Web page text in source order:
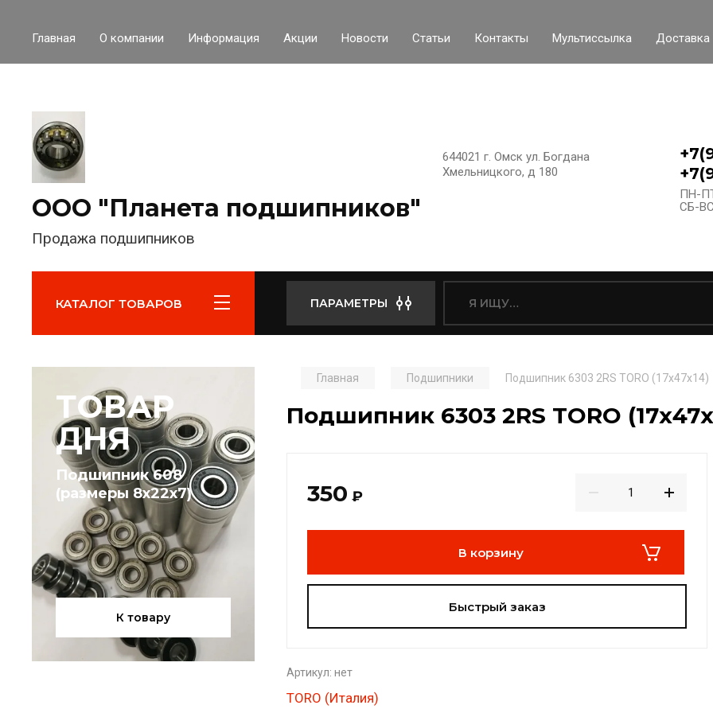
Главная О компании Информация Акции Новости Статьи Контакты Мультиссылка Доставка
ООО "Планета подшипников"
Продажа подшипников
644021 г. Омск ул. Богдана
Хмельницкого, д 180
ПН-
СБ-
КАТАЛОГ ТОВАРОВ ПАРАМЕТРЫ
ТОВАР
ДНЯ
Подшипник 608
(размеры 8х22х7)
К товару
Главная Подшипники Подшипник 6303 2RS TORO (17х47х14)
Подшипник 6303 2RS TORO
350 ₽
В корзину
Быстрый заказ
Артикул: нет
TORO (Италия)